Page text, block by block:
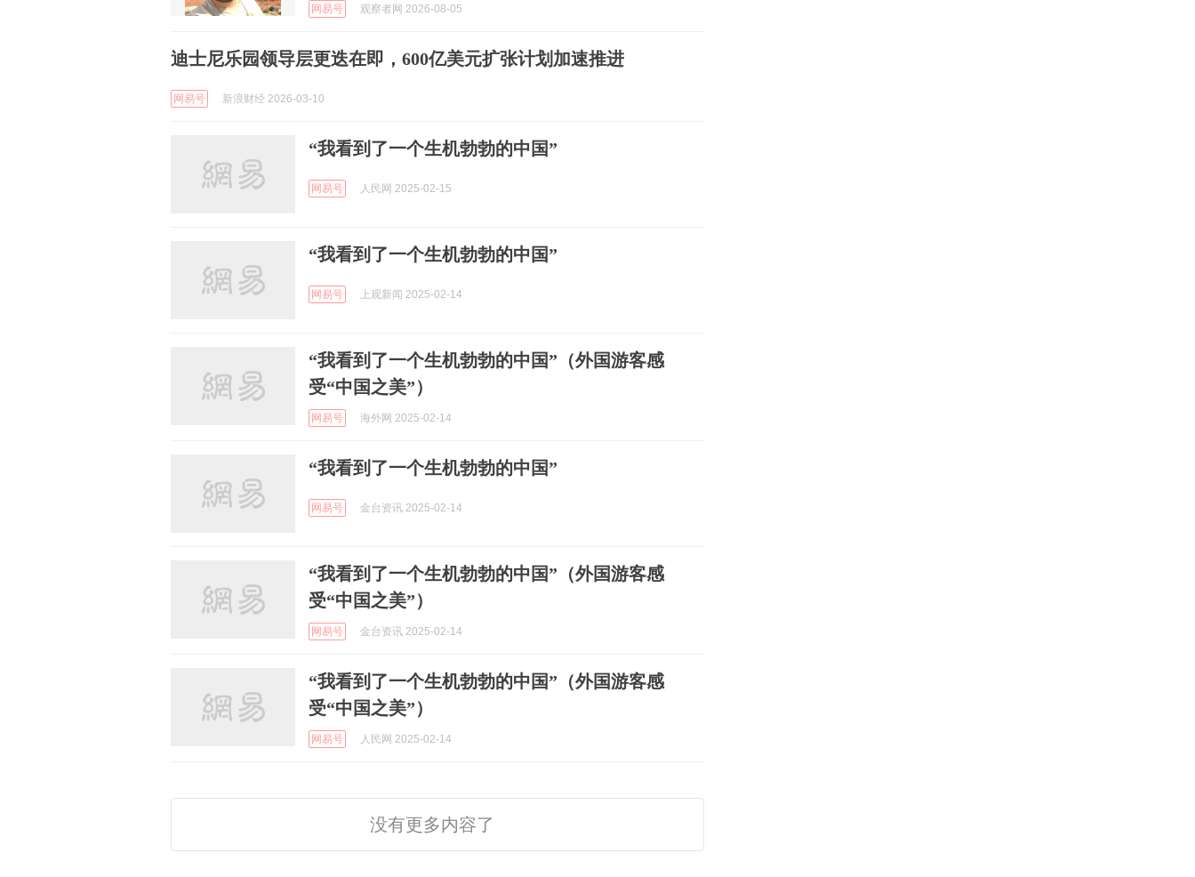
网易号 观察者网 2026-08-05
迪士尼乐园领导层更迭在即，600亿美元扩张计划加速推进
网易号 新浪财经 2026-03-10
“我看到了一个生机勃勃的中国”
网易号 人民网 2025-02-15
“我看到了一个生机勃勃的中国”
网易号 上观新闻 2025-02-14
“我看到了一个生机勃勃的中国”（外国游客感
受“中国之美”）
网易号 海外网 2025-02-14
“我看到了一个生机勃勃的中国”
网易号 金台资讯 2025-02-14
“我看到了一个生机勃勃的中国”（外国游客感
受“中国之美”）
网易号 金台资讯 2025-02-14
“我看到了一个生机勃勃的中国”（外国游客感
受“中国之美”）
网易号 人民网 2025-02-14
没有更多内容了